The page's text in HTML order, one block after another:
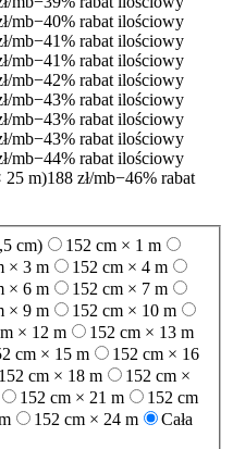
mb−40% rabat ilościowy
mb−41% rabat ilościowy
mb−41% rabat ilościowy
mb−42% rabat ilościowy
mb−43% rabat ilościowy
mb−43% rabat ilościowy
mb−43% rabat ilościowy
mb−44% rabat ilościowy
25 m)188 zł/mb−46% rabat
cm)
152 cm × 1 m
× 3 m
152 cm × 4 m
× 6 m
152 cm × 7 m
× 9 m
152 cm × 10 m
× 12 m
152 cm × 13 m
cm × 15 m
152 cm × 16
152 cm × 18 m
152 cm ×
152 cm × 21 m
152 cm
152 cm × 24 m
Cała